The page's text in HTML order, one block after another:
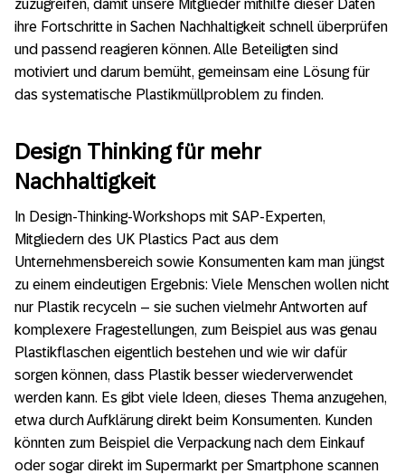
zuzugreifen, damit unsere Mitglieder mithilfe dieser Daten
ihre Fortschritte in Sachen Nachhaltigkeit schnell überprüfen
und passend reagieren können. Alle Beteiligten sind
motiviert und darum bemüht, gemeinsam eine Lösung für
das systematische Plastikmüllproblem zu finden.
Design Thinking für mehr
Nachhaltigkeit
In Design-Thinking-Workshops mit SAP-Experten,
Mitgliedern des UK Plastics Pact aus dem
Unternehmensbereich sowie Konsumenten kam man jüngst
zu einem eindeutigen Ergebnis: Viele Menschen wollen nicht
nur Plastik recyceln – sie suchen vielmehr Antworten auf
komplexere Fragestellungen, zum Beispiel aus was genau
Plastikflaschen eigentlich bestehen und wie wir dafür
sorgen können, dass Plastik besser wiederverwendet
werden kann. Es gibt viele Ideen, dieses Thema anzugehen,
etwa durch Aufklärung direkt beim Konsumenten. Kunden
könnten zum Beispiel die Verpackung nach dem Einkauf
oder sogar direkt im Supermarkt per Smartphone scannen